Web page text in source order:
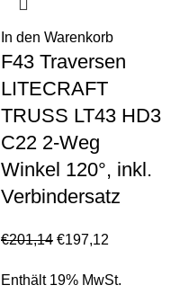
In den Warenkorb
F43 Traversen
LITECRAFT
TRUSS LT43 HD3
C22 2-Weg
Winkel 120°, inkl.
Verbindersatz
€201,14 €197,12
Enthält 19% MwSt.